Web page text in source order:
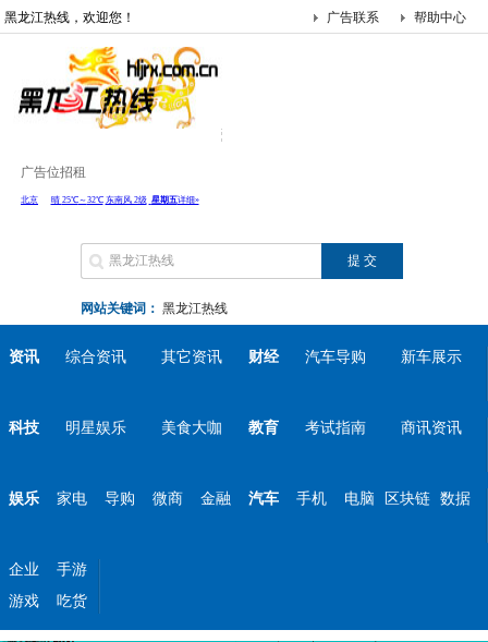
黑龙江热线，欢迎您！ 帮助中心
广告联系
广告位招租
网站关键词： 黑龙江热线
资讯 综合资讯 其它资讯 财经 汽车导购 新车展示
科技 明星娱乐 美食大咖 教育 考试指南 商讯资讯
娱乐 家电 导购 微商 金融 汽车 手机 电脑 区块链 数据
企业
手游
游戏
吃货